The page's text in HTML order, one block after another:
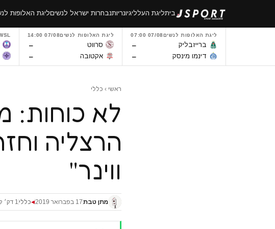
ביתליגת העלליגיונריותנבחרות ישראל לנשיםליגת האלופות
ליגת האלופות לנשים07/08 07:00
ברייזבליק –
דינמו מינסק –
ליגת האלופות לנשים07/08 14:00
סרווט –
אקטובה –
ראשי › כללי
לא כוחות:
הרצליה
ווינר"
מתן טבת17 בפברואר 2019 ◀כללי 1 דק׳ קריאה